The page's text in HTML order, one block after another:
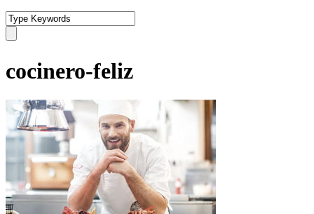
cocinero-feliz